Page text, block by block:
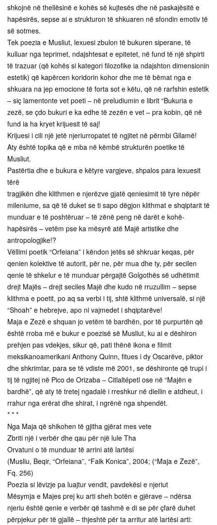
shkojnë në thellësinë e kohës së kujtesës dhe në paskajësitë e
hapësirës, sepse ai e strukturon të shkuaren në sfondin emotiv të
së sotmes.
Tek poezia e Musliut, lexuesi zbulon të bukuren siperane, të
kulluar nga teprimet, ndajshtesat e epitetet, në fund të një shpirti
të trazuar (që kohës si kategori filozofike ia ndajshton dimensionin
estetik) që kapërcen koridorin kohor dhe me të bëmat nga e
shkuara na jep emocione të forta sot e këtu, që në rarfshin estetik
– siç lamentonte vet poeti – në preludiumin e librit “Bukuria e
zezë, se çdo bukuri e ka edhe të zezën e vet – pra kobin, që në
fund ia ha kryet krijuesit të saj!
Krijuesi i cili një jetë njeriurropatet të ngjitet në përmbi Gllamë!
Aty është topika që e mba në këmbë strukturën poetike të
Musliut.
Pastërtia dhe e bukura e këtyre vargjeve, shpalos para lexuesit
tërë
tragjikën dhe klithmen e njerëzve gjatë qeniesimit të tyre nëpër
mileniume, sa që të duket se ti sapo dëgjon klithmat e shqiptarit të
munduar e të poshtëruar – të zënë peng në darët e kohë-
hapësirës – vetëm pse ka mësyrë atë Majë artistike dhe
antropologjike!?
Vëllimi poetik “Orfeiana” i këndon jetës së shkruar keqas, për
qenien kolektive të autorit, për ne, për mua dhe ty, për secilen
qenie të shkelur e të munduar përgajtë Golgothës së udhëtimit
drejt Majës – drejt seciles Majë dhe kudo në rruzullim – sepse
klithma e poetit, po aq sa verbi i tij, shtë klithmë universalë, si një
“Shoah” e hebrejve, apo ni vajmedet i shqiptarëve!
Maja e Zezë e shquan jo vetëm të bardhën, por të purpurtën që
është rroba më e bukur e poezisë së Musliut, ku ai e dëshiron
prehjen pas vdekjes, sikur që, pati thënë ikona e filmit
meksikanoamerikani Anthony Quinn, fitues i dy Oscarëve, piktor
dhe shkrimtar, para se të vdiste më 2001, se dëshironte që trupi i
tij të ngjitej në Pico de Orizaba – Citlaltépetl ose në “Majën e
bardhë”, që aty të tretej ngadalë i rreshkur në diellin e atdheut, i
rrahur nga erërat dhe shirat, i ngrënë nga shpendët.
* * *
Nga Maja që shikohen të gjitha gjërat mes vete
Zbriti një i verbër dhe qau për një lule Tha
Orvatuni o të munduar të arrini atë lartësi
(Musliu, Beqir, “Orfeiana”, “Faik Konica”, 2004; (“Maja e Zezë”,
Fq. 256)
Poezia si lëvizje pa luajtur vendit, pavdekësi e njeriut
Mësymja e Majes prej ku arti sheh botën e gjërave – ndërsa
njeriu është qenie e verbër që tashmë e di se për çfarë duhet
përpjekur për të gjallë – thjeshtë për ta arritur atë lartësi arti: